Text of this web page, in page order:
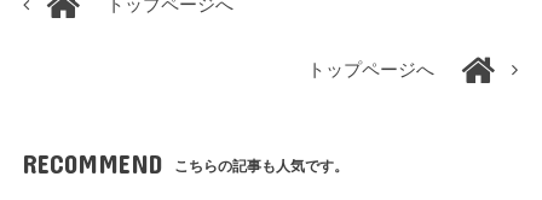
トップページへ
トップページへ
RECOMMEND こちらの記事も人気です。